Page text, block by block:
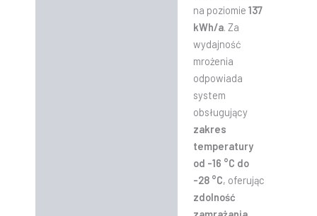
na poziomie 137
kWh/a. Za
wydajność
mrożenia
odpowiada
system
obsługujący
zakres
temperatury
od -16 °C do
-28 °C, oferując
zdolność